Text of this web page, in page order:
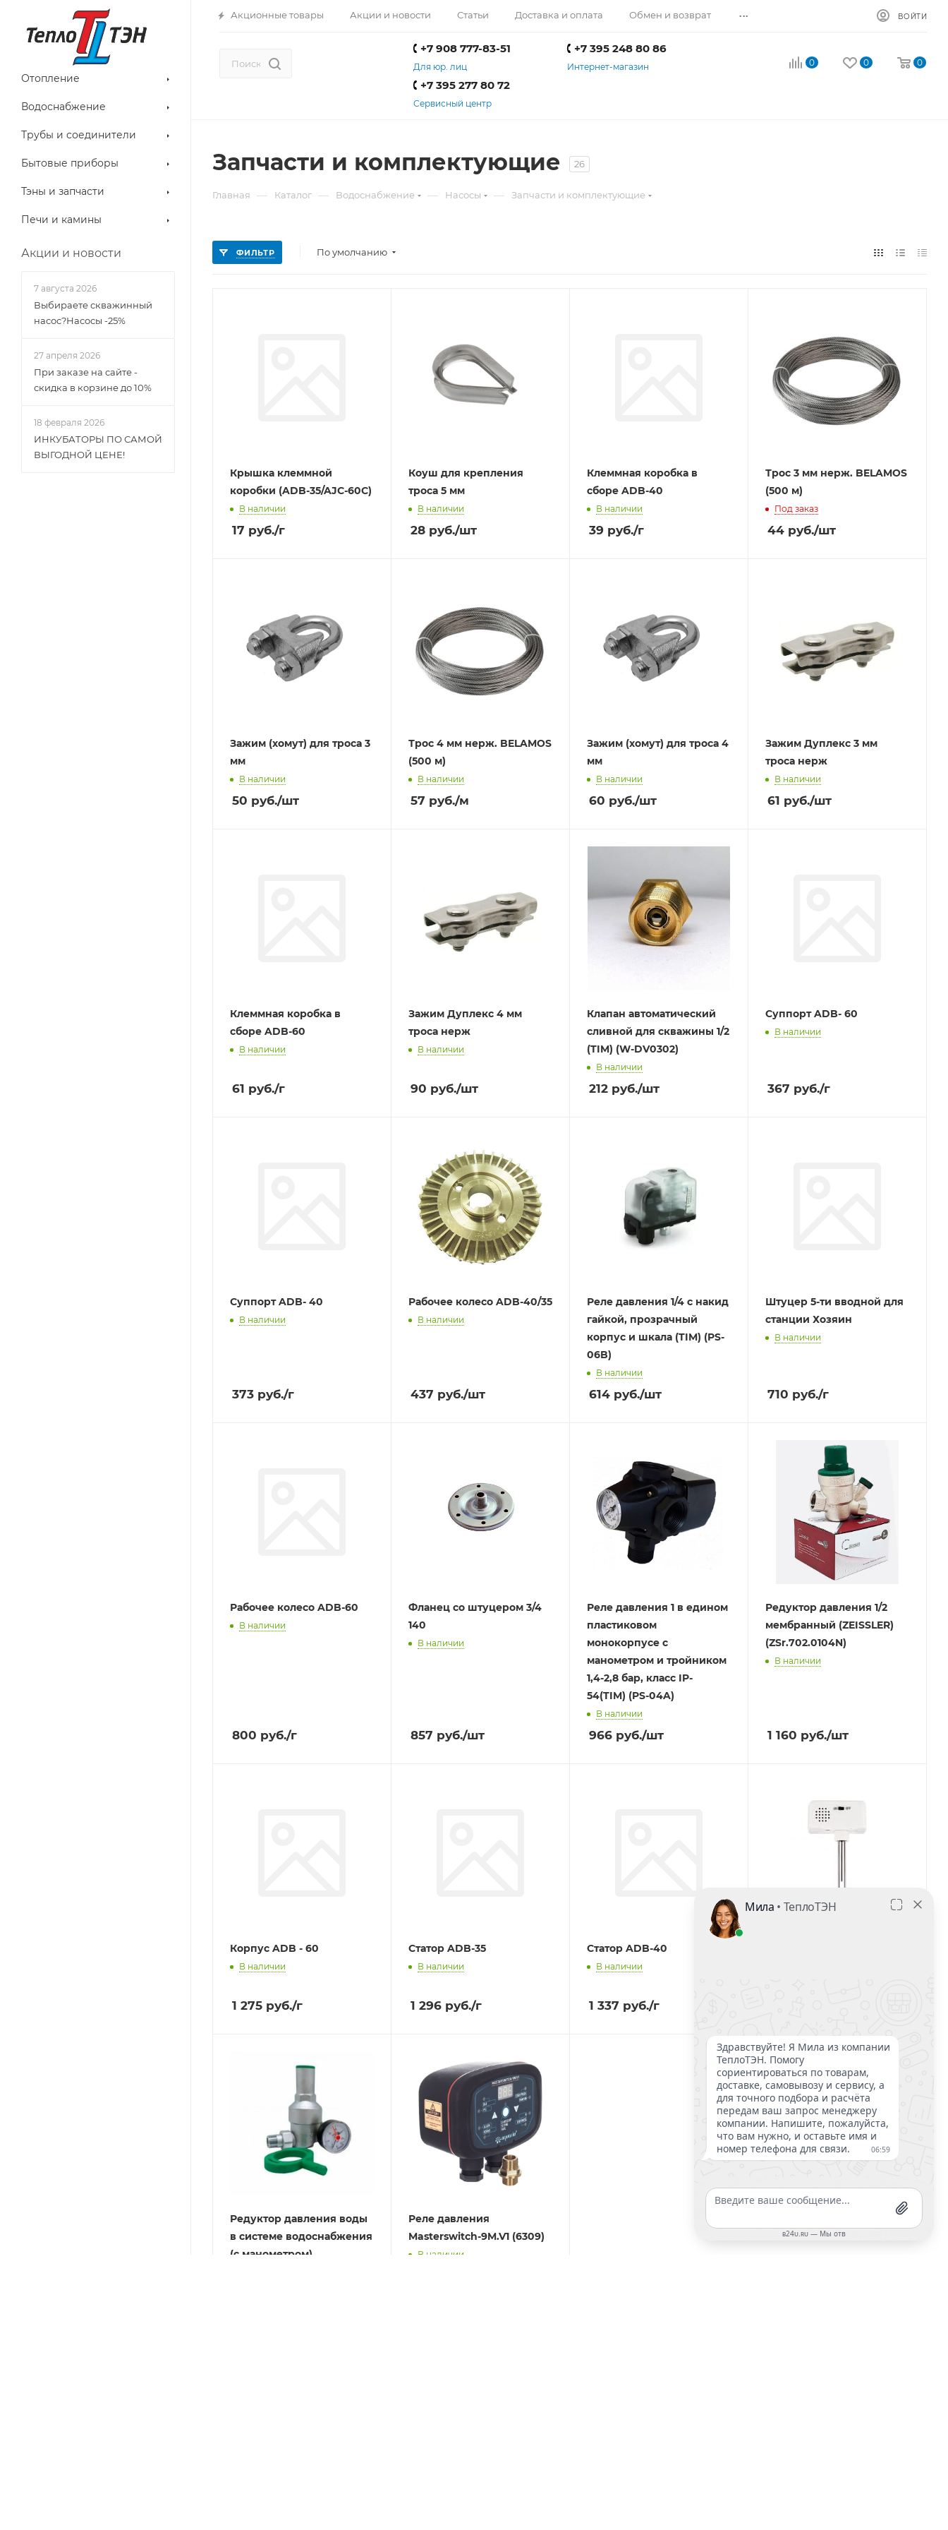
Акционные товары Акции и новости Статьи Доставка и оплата Обмен и возврат ... ВОЙТИ
0 0 0
+7 908 777-83-51
Для юр. лиц
+7 395 248 80 86
Интернет-магазин
+7 395 277 80 72
Сервисный центр
Отопление
Водоснабжение
Трубы и соединители
Бытовые приборы
Тэны и запчасти
Печи и камины
Акции и новости
7 августа 2026
Выбираете скважинный
насос?Насосы -25%
27 апреля 2026
При заказе на сайте -
скидка в корзине до 10%
18 февраля 2026
ИНКУБАТОРЫ ПО САМОЙ
ВЫГОДНОЙ ЦЕНЕ!
Запчасти и комплектующие 26
Главная — Каталог — Водоснабжение — Насосы — Запчасти и комплектующие
ФИЛЬТР По умолчанию
Крышка клеммной
коробки (ADB-35/AJC-60C)
В наличии
17 руб./г
Коуш для крепления
троса 5 мм
В наличии
28 руб./шт
Клеммная коробка в
сборе ADB-40
В наличии
39 руб./г
Трос 3 мм нерж. BELAMOS
(500 м)
Под заказ
44 руб./шт
Зажим (хомут) для троса 3
мм
В наличии
50 руб./шт
Трос 4 мм нерж. BELAMOS
(500 м)
В наличии
57 руб./м
Зажим (хомут) для троса 4
мм
В наличии
60 руб./шт
Зажим Дуплекс 3 мм
троса нерж
В наличии
61 руб./шт
Клеммная коробка в
сборе ADB-60
В наличии
61 руб./г
Зажим Дуплекс 4 мм
троса нерж
В наличии
90 руб./шт
Клапан автоматический
сливной для скважины 1/2
(TIM) (W-DV0302)
В наличии
212 руб./шт
Суппорт ADB- 60
В наличии
367 руб./г
Суппорт ADB- 40
В наличии
373 руб./г
Рабочее колесо ADB-40/35
В наличии
437 руб./шт
Реле давления 1/4 с накид
гайкой, прозрачный
корпус и шкала (TIM) (PS-
06B)
В наличии
614 руб./шт
Штуцер 5-ти вводной для
станции Хозяин
В наличии
710 руб./г
Рабочее колесо ADB-60
В наличии
800 руб./г
Фланец со штуцером 3/4
140
В наличии
857 руб./шт
Реле давления 1 в едином
пластиковом
монокорпусе с
манометром и тройником
1,4-2,8 бар, класс IP-
54(TIM) (PS-04A)
В наличии
966 руб./шт
Редуктор давления 1/2
мембранный (ZEISSLER)
(ZSr.702.0104N)
В наличии
1 160 руб./шт
Корпус ADB - 60
В наличии
1 275 руб./г
Статор ADB-35
В наличии
1 296 руб./г
Статор ADB-40
В наличии
1 337 руб./г
Редуктор давления воды
в системе водоснабжения
(с манометром),
Реле давления
Masterswitch-9M.V1 (6309)
В наличии